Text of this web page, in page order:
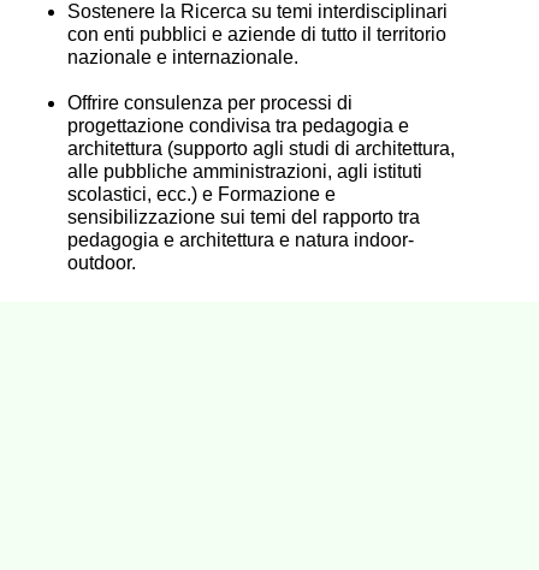
Sostenere la Ricerca su temi interdisciplinari
con enti pubblici e aziende di tutto il territorio
nazionale e internazionale.
Offrire consulenza per processi di
progettazione condivisa tra pedagogia e
architettura (supporto agli studi di architettura,
alle pubbliche amministrazioni, agli istituti
scolastici, ecc.) e Formazione e
sensibilizzazione sui temi del rapporto tra
pedagogia e architettura e natura indoor-
outdoor.